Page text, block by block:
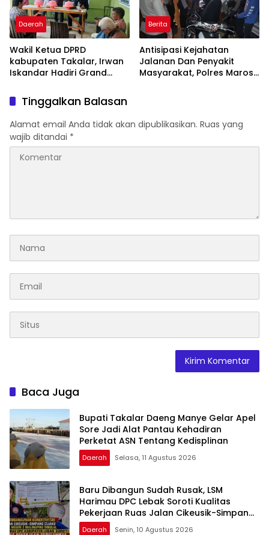
Daerah
Wakil Ketua DPRD
kabupaten Takalar, Irwan
Iskandar Hadiri Grand
Pertama di Takalar,
Melayani Terapis Gratis
untuk Pasien Dhuafa dan
umum.
Berita
Antisipasi Kejahatan
Jalanan Dan Penyakit
Masyarakat, Polres Maros
Tinggalkan Balasan
Alamat email Anda tidak akan dipublikasikan. Ruas yang
wajib ditandai *
Baca Juga
Bupati Takalar Daeng Manye Gelar Apel
Sore Jadi Alat Pantau Kehadiran
Perketat ASN Tentang Kedisplinan
Daerah Selasa, 11 Agustus 2026
Baru Dibangun Sudah Rusak, LSM
Harimau DPC Lebak Soroti Kualitas
Pekerjaan Ruas Jalan Cikeusik-Simpang
Cijaku
Daerah Senin, 10 Agustus 2026